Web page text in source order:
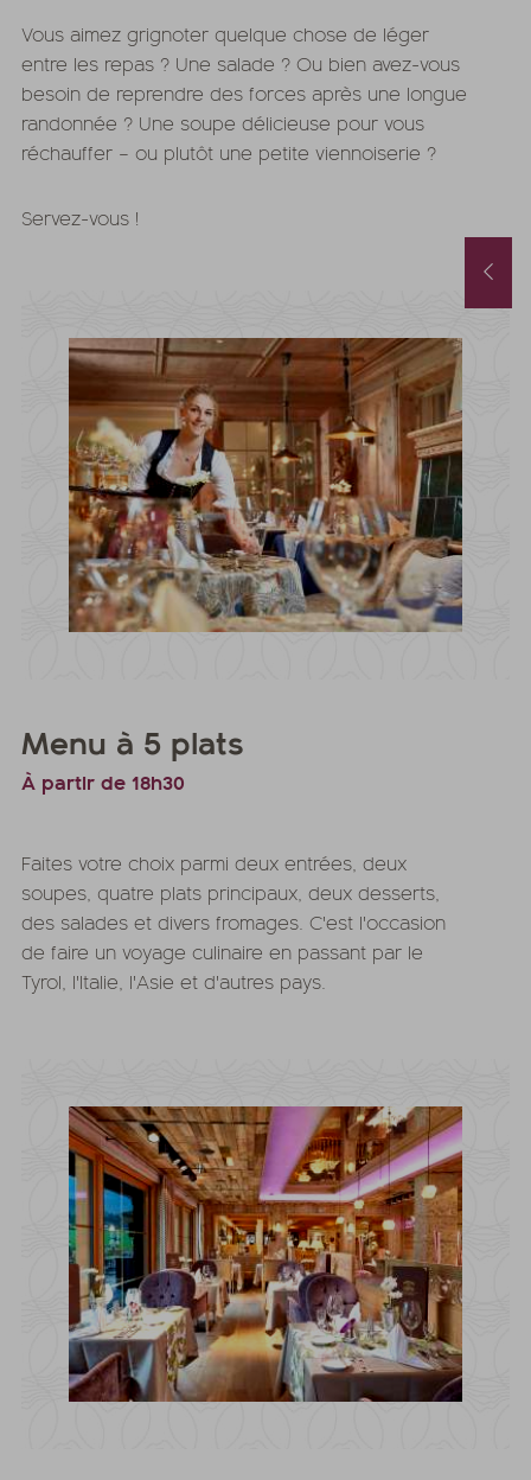
à partir de€ 252,-
PLUS D'OFFRES
26/09/2026
5 nuits à partir de
NOTRE OFFRE PLUS D'OFFRES
Vous aimez grignoter quelque chose de léger
entre les repas ? Une salade ? Ou bien avez-vous
besoin de reprendre des forces après une longue
randonnée ? Une soupe délicieuse pour vous
réchauffer – ou plutôt une petite viennoiserie ?
Servez-vous !
Menu à 5 plats
À partir de 18h30
Faites votre choix parmi deux entrées, deux
soupes, quatre plats principaux, deux desserts,
des salades et divers fromages. C'est l'occasion
de faire un voyage culinaire en passant par le
Tyrol, l'Italie, l'Asie et d'autres pays.